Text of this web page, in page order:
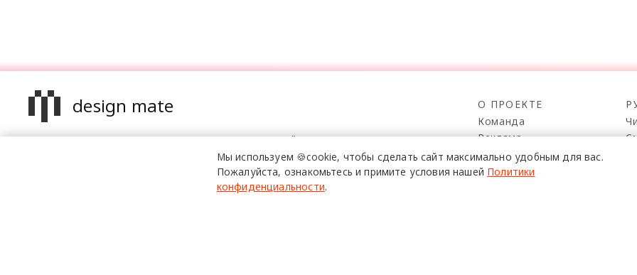
design mate
Design Mate - независимое интернет издание о дизайне во всех его
проявлениях. Создаем авторский контент для дизайнеров,
архитекторов и всех неравнодушных к красоте с 2016 года.
О ПРОЕКТЕ
Команда
Реклама
Mediakit
Контакты
Мы используем 🍪cookie, чтобы сделать сайт максимально удобным для вас.
Пожалуйста, ознакомьтесь и примите условия нашей Политики
конфиденциальности.